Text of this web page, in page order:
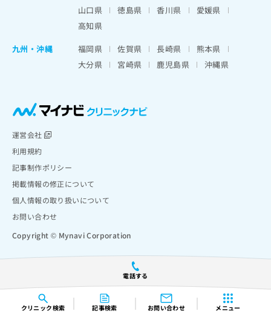
クリニック検索 記事検索 お問い合わせ メニュー
電話する
山口県
徳島県 香川県
愛媛県
高知県
九州・沖縄
福岡県 佐賀県 長崎県
熊本県
大分県
宮崎県 鹿児島県 沖縄県
運営会社
利用規約
記事制作ポリシー
掲載情報の修正について
個人情報の取り扱いについて
お問い合わせ
Copyright © Mynavi Corporation